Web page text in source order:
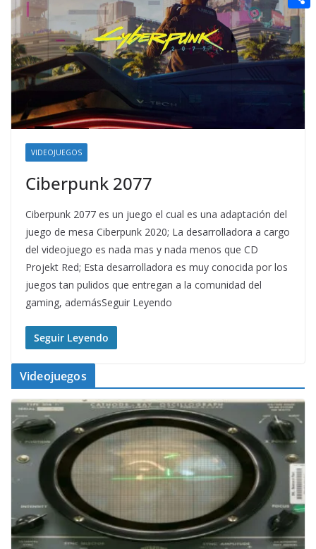
VIDEOJUEGOS
Ciberpunk 2077
Ciberpunk 2077 es un juego el cual es una adaptación del
juego de mesa Ciberpunk 2020; La desarrolladora a cargo
del videojuego es nada mas y nada menos que CD
Projekt Red; Esta desarrolladora es muy conocida por los
juegos tan pulidos que entregan a la comunidad del
gaming, ademásSeguir Leyendo
Seguir Leyendo
Videojuegos
n
g
e
r
e
r
e
r
a
i
l
e
d
d
C
o
m
r